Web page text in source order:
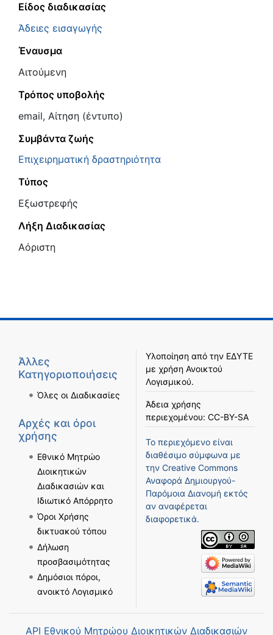
Είδος διαδικασίας
Άδειες εισαγωγής
Έναυσμα
Αιτούμενη
Τρόπος υποβολής
email, Αίτηση (έντυπο)
Συμβάντα ζωής
Επιχειρηματική δραστηριότητα
Τύπος
Εξωστρεφής
Λήξη Διαδικασίας
Αόριστη
Άλλες
Κατηγοριοποιήσεις
Όλες οι Διαδικασίες
Αρχές και όροι
χρήσης
Εθνικό Μητρώο
Διοικητικών
Διαδικασιών και
Ιδιωτικό Απόρρητο
Όροι Χρήσης
δικτυακού τόπου
Δήλωση
προσβασιμότητας
Δημόσιοι πόροι,
ανοικτό Λογισμικό
Υλοποίηση από την ΕΔΥΤΕ
με χρήση Ανοικτού
Λογισμικού.
Άδεια χρήσης
περιεχομένου: CC-BY-SA
Το περιεχόμενο είναι
διαθέσιμο σύμφωνα με
την Creative Commons
Αναφορά Δημιουργού-
Παρόμοια Διανομή εκτός
αν αναφέρεται
διαφορετικά.
API Εθνικού Μητρώου Διοικητικών Διαδικασιών